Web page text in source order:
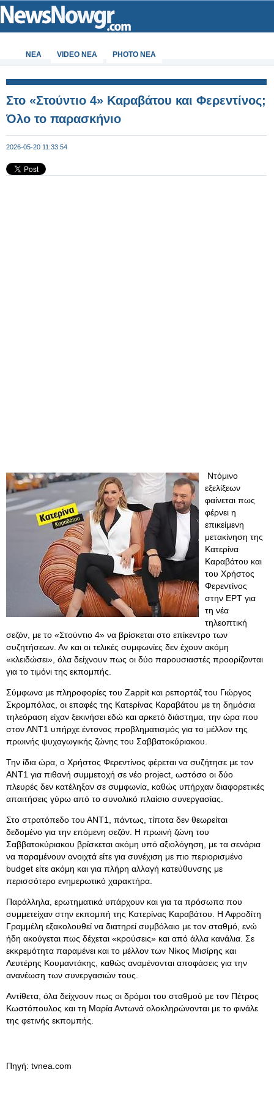
ΝΕΑ VIDEO NEA PHOTO NEA
Στο «Στούντιο 4» Καραβάτου και Φερεντίνος;
Όλο το παρασκήνιο
2026-05-20 11:33:54
Ντόμινο
εξελίξεων
φαίνεται πως
φέρνει η
επικείμενη
μετακίνηση της
Κατερίνα
Καραβάτου και
του Χρήστος
Φερεντίνος
στην ΕΡΤ για
τη νέα
τηλεοπτική
σεζόν, με το «Στούντιο 4» να βρίσκεται στο επίκεντρο των
συζητήσεων. Αν και οι τελικές συμφωνίες δεν έχουν ακόμη
«κλειδώσει», όλα δείχνουν πως οι δύο παρουσιαστές προορίζονται
για το τιμόνι της εκπομπής.
Σύμφωνα με πληροφορίες του Zappit και ρεπορτάζ του Γιώργος
Σκρομπόλας, οι επαφές της Κατερίνας Καραβάτου με τη δημόσια
τηλεόραση είχαν ξεκινήσει εδώ και αρκετό διάστημα, την ώρα που
στον ΑΝΤ1 υπήρχε έντονος προβληματισμός για το μέλλον της
πρωινής ψυχαγωγικής ζώνης του Σαββατοκύριακου.
Την ίδια ώρα, ο Χρήστος Φερεντίνος φέρεται να συζήτησε με τον
ΑΝΤ1 για πιθανή συμμετοχή σε νέο project, ωστόσο οι δύο
πλευρές δεν κατέληξαν σε συμφωνία, καθώς υπήρχαν διαφορετικές
απαιτήσεις γύρω από το συνολικό πλαίσιο συνεργασίας.
Στο στρατόπεδο του ΑΝΤ1, πάντως, τίποτα δεν θεωρείται
δεδομένο για την επόμενη σεζόν. Η πρωινή ζώνη του
Σαββατοκύριακου βρίσκεται ακόμη υπό αξιολόγηση, με τα σενάρια
να παραμένουν ανοιχτά είτε για συνέχιση με πιο περιορισμένο
budget είτε ακόμη και για πλήρη αλλαγή κατεύθυνσης με
περισσότερο ενημερωτικό χαρακτήρα.
Παράλληλα, ερωτηματικά υπάρχουν και για τα πρόσωπα που
συμμετείχαν στην εκπομπή της Κατερίνας Καραβάτου. Η Αφροδίτη
Γραμμέλη εξακολουθεί να διατηρεί συμβόλαιο με τον σταθμό, ενώ
ήδη ακούγεται πως δέχεται «κρούσεις» και από άλλα κανάλια. Σε
εκκρεμότητα παραμένει και το μέλλον των Νίκος Μισίρης και
Λευτέρης Κουμαντάκης, καθώς αναμένονται αποφάσεις για την
ανανέωση των συνεργασιών τους.
Αντίθετα, όλα δείχνουν πως οι δρόμοι του σταθμού με τον Πέτρος
Κωστόπουλος και τη Μαρία Αντωνά ολοκληρώνονται με το φινάλε
της φετινής εκπομπής.
Πηγή: tvnea.com